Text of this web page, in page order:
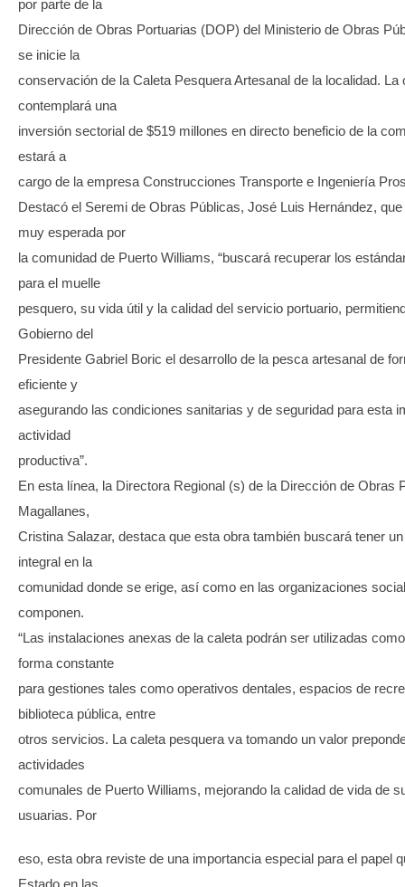
por parte de la
Dirección de Obras Portuarias (DOP) del Ministerio de Obras
se inicie la
conservación de la Caleta Pesquera Artesanal de la localidad. La
contemplará una
inversión sectorial de $519 millones en directo beneficio de la
estará a
cargo de la empresa Construcciones Transporte e Ingeniería
Destacó el Seremi de Obras Públicas, José Luis Hernández,
muy esperada por
la comunidad de Puerto Williams, “buscará recuperar los
para el muelle
pesquero, su vida útil y la calidad del servicio portuario,
Gobierno del
Presidente Gabriel Boric el desarrollo de la pesca artesanal de
eficiente y
asegurando las condiciones sanitarias y de seguridad para esta
actividad
productiva”.
En esta línea, la Directora Regional (s) de la Dirección de Obras
Magallanes,
Cristina Salazar, destaca que esta obra también buscará tener
integral en la
comunidad donde se erige, así como en las organizaciones
componen.
“Las instalaciones anexas de la caleta podrán ser utilizadas
forma constante
para gestiones tales como operativos dentales, espacios de
biblioteca pública, entre
otros servicios. La caleta pesquera va tomando un valor
actividades
comunales de Puerto Williams, mejorando la calidad de vida de
usuarias. Por
eso, esta obra reviste de una importancia especial para el papel
Estado en las